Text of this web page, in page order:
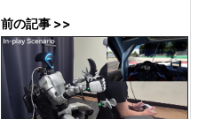
前の記事 >>